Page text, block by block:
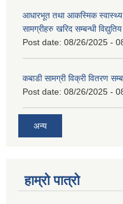
आधारभूत तथा आकस्मिक स्वास्थ्य
सामग्रीहरु खरिद सम्बन्धी
Post date: 08/26/2025 -
कबाडी सामग्री विक्री वितरण
Post date: 08/26/2025 -
अन्य
हाम्रो पात्रो